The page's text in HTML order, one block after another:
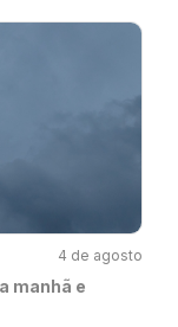
4 de agosto
manhã e